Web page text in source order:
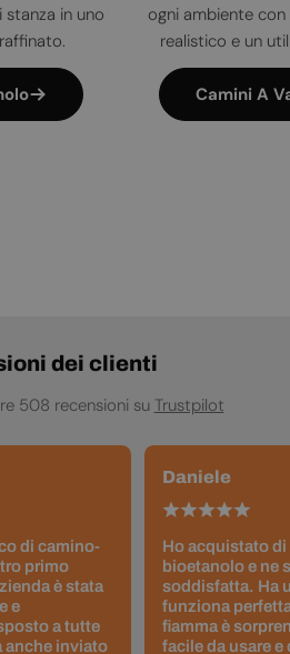
in uno
ogni ambiente
realistico e un
Camini A
dei clienti
508 recensioni su Trustpilot
di camino-
primo
è stata
e
a tutte
anche inviato
Daniele
Ho acquistato di
bioetanolo e ne
soddisfatta. Ha
funziona
fiamma è
facile da usare e